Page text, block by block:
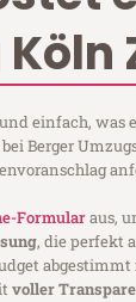
einfach, was
Berger
Formularaus,
, die perfekt
abgestimmt
voller